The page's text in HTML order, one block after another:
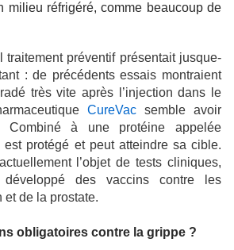
milieu réfrigéré, comme beaucoup de
traitement préventif présentait jusque-
: de précédents essais montraient
très vite après l’injection dans le
CureVac semble avoir
Combiné à une protéine appelée
est protégé et peut atteindre sa cible.
l’objet de tests cliniques,
développé des vaccins contre les
et de la prostate.
obligatoires contre la grippe ?